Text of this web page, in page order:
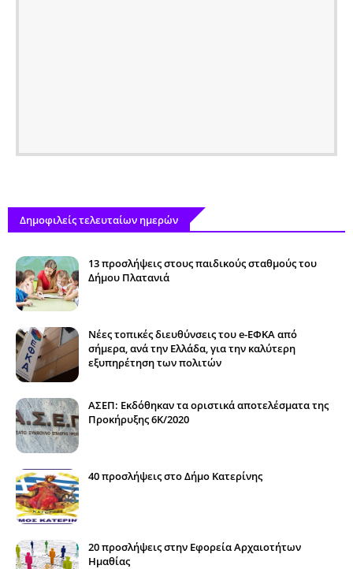
Δημοφιλείς τελευταίων ημερών
13 προσλήψεις στους παιδικούς σταθμούς του
Δήμου Πλατανιά
Νέες τοπικές διευθύνσεις του e-ΕΦΚΑ από
σήμερα, ανά την Ελλάδα, για την καλύτερη
εξυπηρέτηση των πολιτών
ΑΣΕΠ: Εκδόθηκαν τα οριστικά αποτελέσματα της
Προκήρυξης 6Κ/2020
40 προσλήψεις στο Δήμο Κατερίνης
20 προσλήψεις στην Εφορεία Αρχαιοτήτων
Ημαθίας